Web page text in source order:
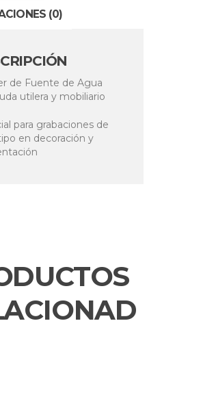
(0)
de Fuente de Agua
utilera y mobiliario
para grabaciones de
en decoración y